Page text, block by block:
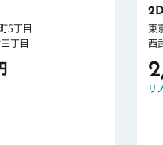
5丁目
丁目
東
西
リ